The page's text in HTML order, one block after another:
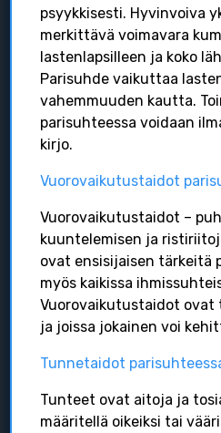
psyykkisesti. Hyvinvoiva
merkittävä voimavara
lastenlapsilleen ja koko
Parisuhde vaikuttaa
vahemmuuden kautta.
parisuhteessa voidaan
kirjo.
Vuorovaikutustaidot
Vuorovaikutustaidot –
kuuntelemisen ja
ovat ensisijaisen tärkeitä
myös kaikissa
Vuorovaikutustaidot ovat
ja joissa jokainen voi
Tunnetaidot
Tunteet ovat aitoja ja
määritellä oikeiksi tai
Isäksi uudelleen
Adoptio- ja
Monikkoperheen isyys
Sateenkaariperheen
Isoisän isyys
Oma jaksaminen ja
Elämän haasteet
Ajankohtaista
MILAVA hanke
Uusien isien
Isä tutkimukset